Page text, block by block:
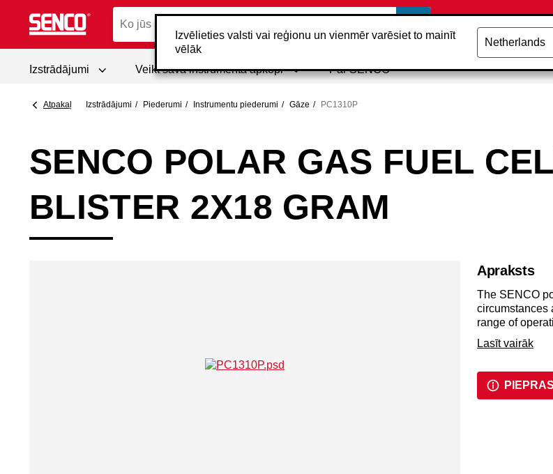
Izvēlieties valsti vai reģionu un vienmēr varēsiet to mainīt
vēlāk
Izstrādājumi Veikt sava instrumenta apkopi Par SENCO
Atpakaļ Izstrādājumi Piederumi Instrumentu piederumi Gāze PC1310P
SENCO POLAR GAS FUEL
BLISTER 2X18 GRAM
Apraksts
The SENCO
circumstances
range of
The fuel cells
after
Lasīt vairāk